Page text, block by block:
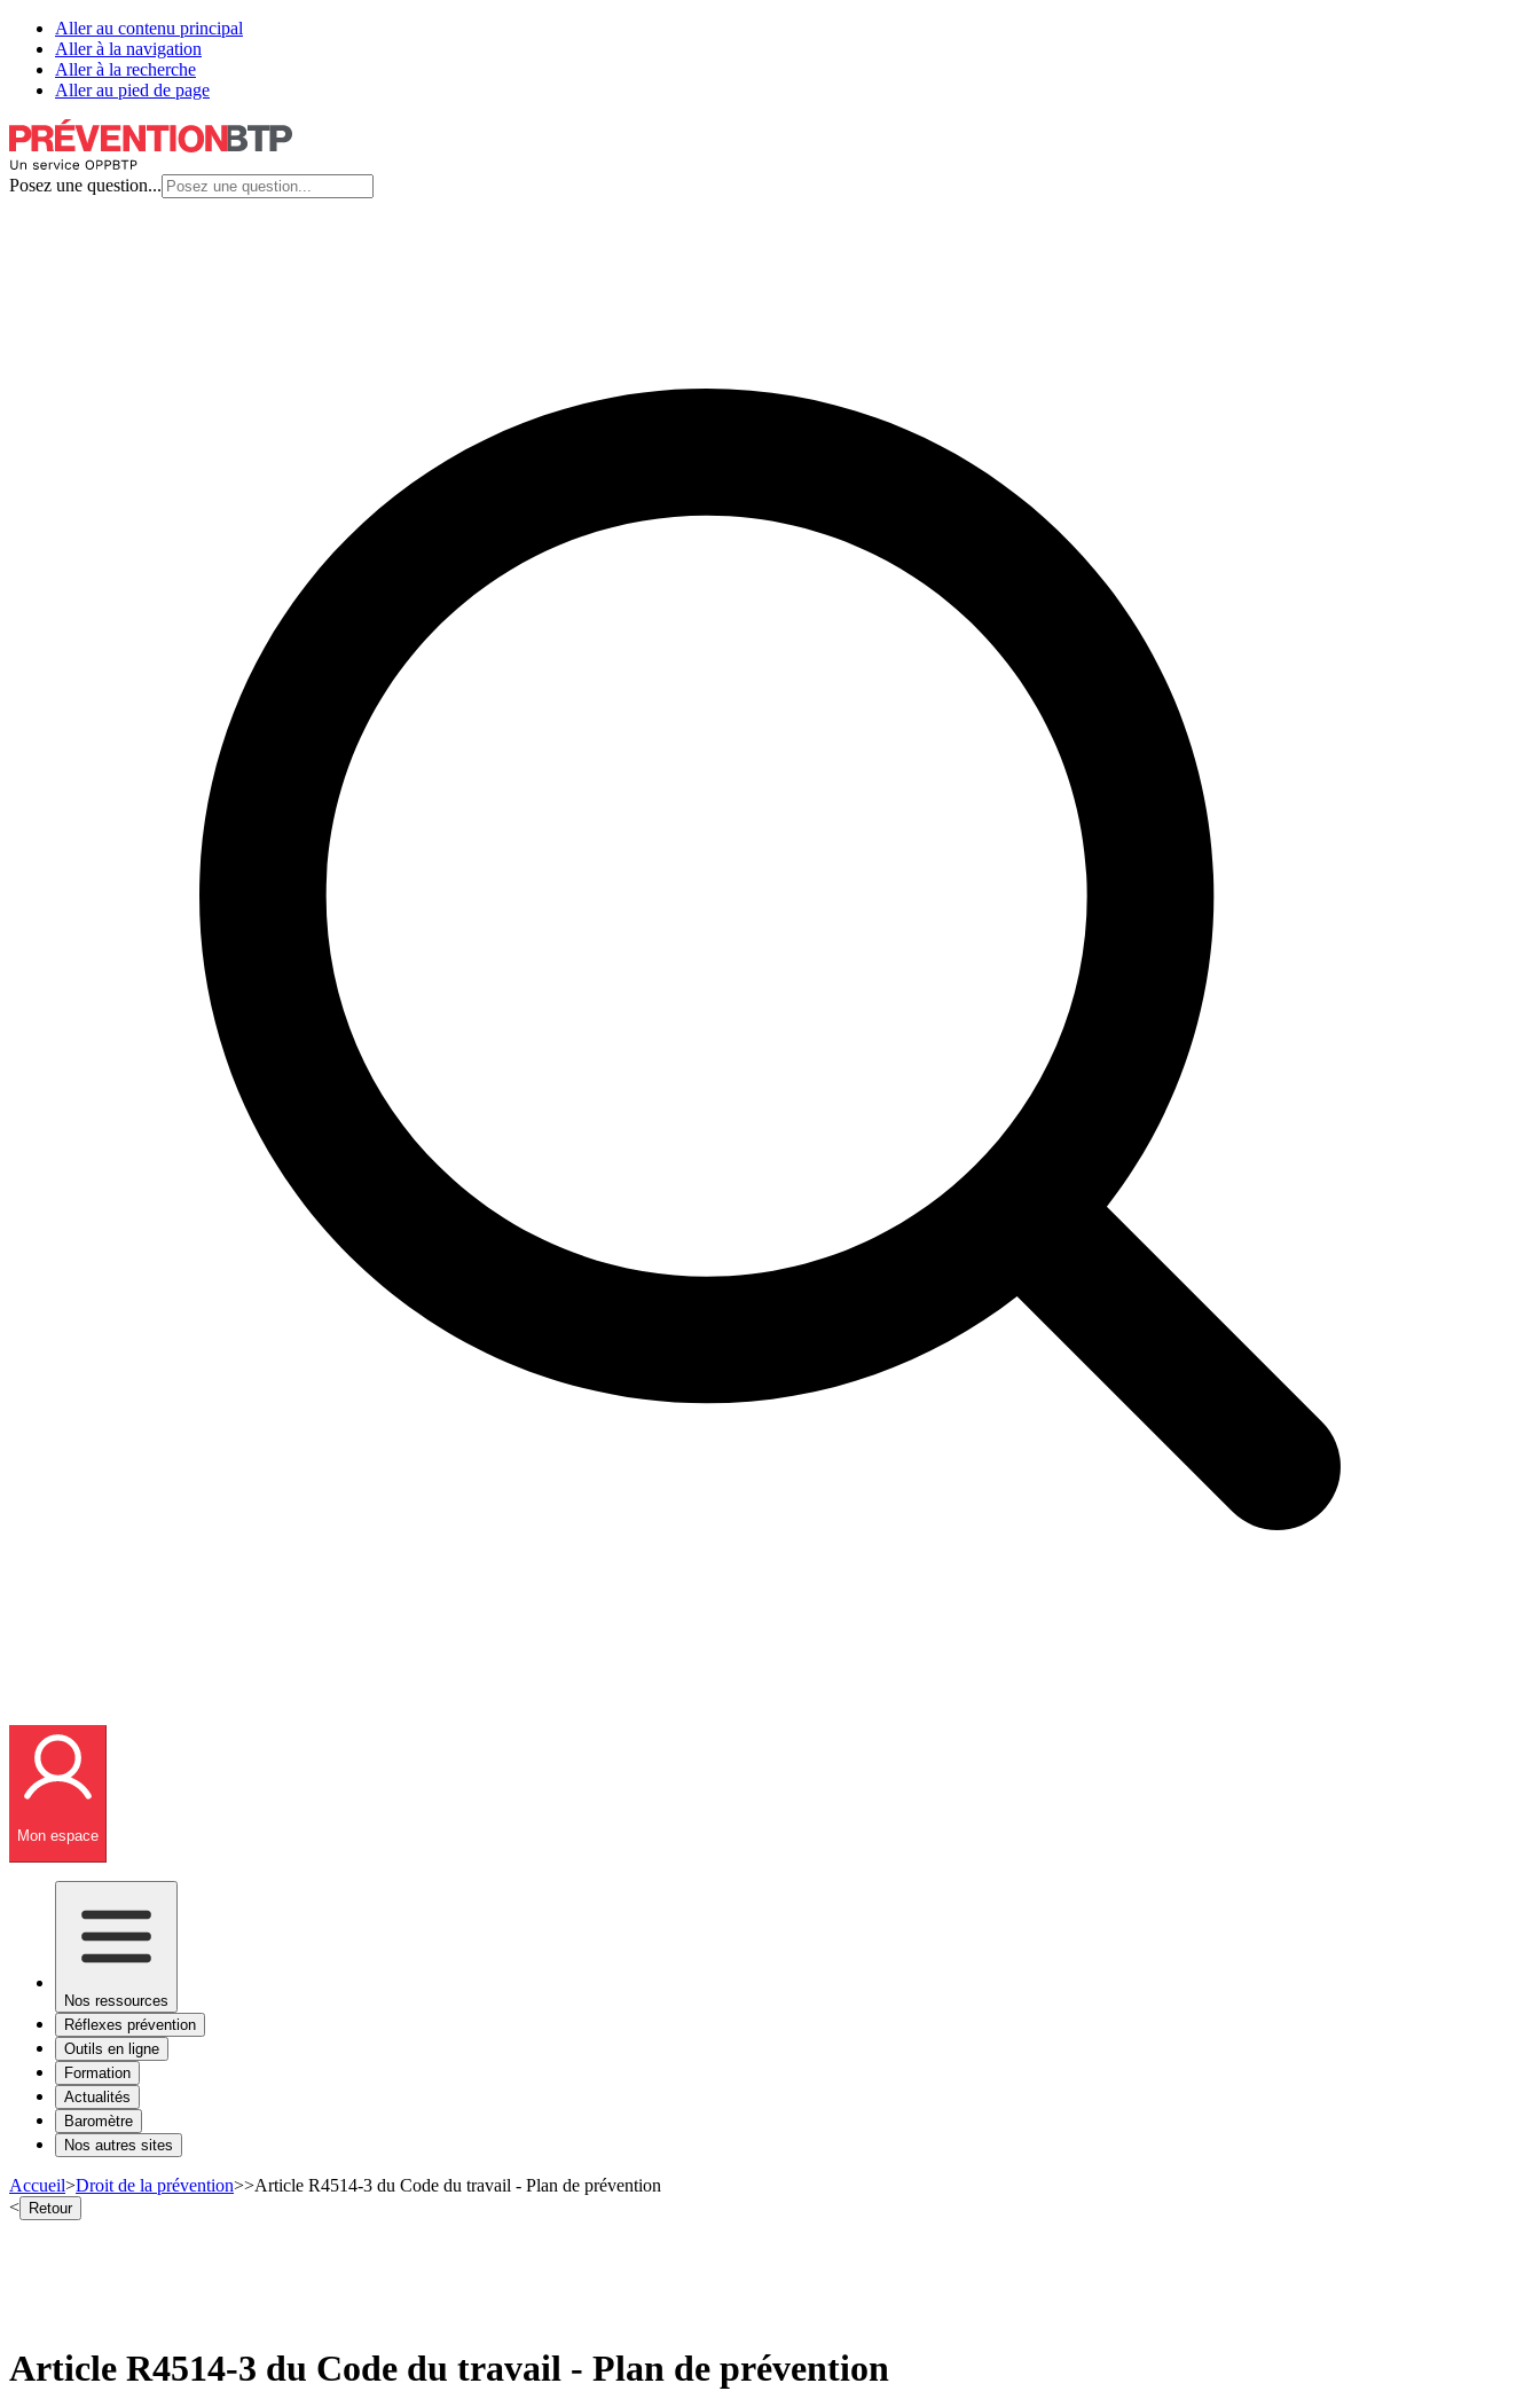
Aller au contenu principal
Aller à la navigation
Aller à la recherche
Aller au pied de page
Posez une question...
Mon espace
Nos ressources
Réflexes prévention
Outils en ligne
Formation
Actualités
Baromètre
Nos autres sites
Accueil>Droit de la prévention>>Article R4514-3 du Code du travail - Plan de prévention
< Retour
Article R4514-3 du Code du travail - Plan de prévention